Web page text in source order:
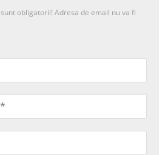
sunt obligatorii! Adresa de email nu va fi